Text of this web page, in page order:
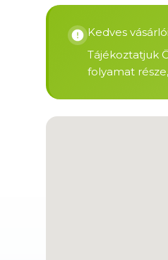
Kedves
Tájékoztatjuk
folyamat